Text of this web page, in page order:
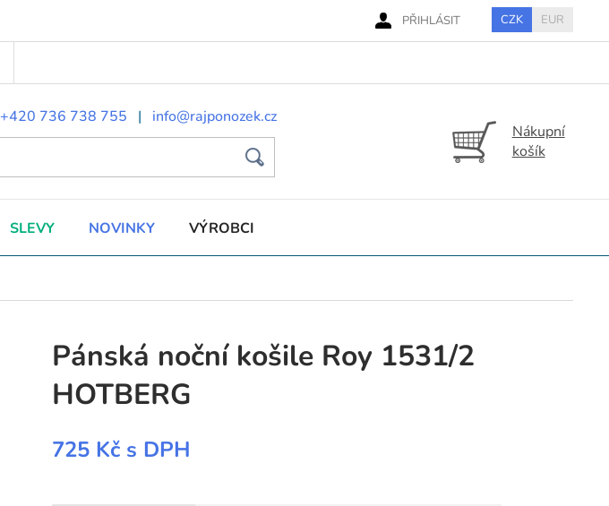
PŘIHLÁSIT CZK EUR
+420 736 738 755 | info@rajponozek.cz
Nákupní
košík
SLEVY NOVINKY VÝROBCI
Pánská noční košile Roy 1531/2
HOTBERG
725 Kč s DPH